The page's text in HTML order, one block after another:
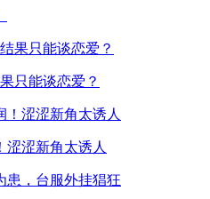
只能谈恋爱？
涩新角太诱人